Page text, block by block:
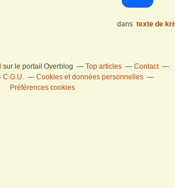
dans texte de
sur le portail Overblog Top articles
Contact
C.G.U.
Cookies et données personnelles
Préférences cookies